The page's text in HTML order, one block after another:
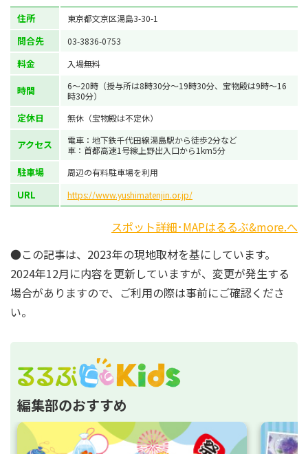
住所 東京都文京区湯島3-30-1
問合先 03-3836-0753
料金 入場無料
時間
6～20時（授与所は8時30分～19時30分、宝物殿は9時～16
時30分）
定休日 無休（宝物殿は不定休）
アクセス
電車：地下鉄千代田線湯島駅から徒歩2分など
車：首都高速1号線上野出入口から1km5分
駐車場 周辺の有料駐車場を利用
URL https://www.yushimatenjin.or.jp/
スポット詳細･MAPはるるぶ&more.へ
●この記事は、2023年の現地取材を基にしています。
2024年12月に内容を更新していますが、変更が発生する
場合がありますので、ご利用の際は事前にご確認くださ
い。
編集部のおすすめ